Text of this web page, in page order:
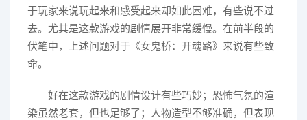
于玩家来说玩起来和感受起来却如此困难，有些说不过
去。尤其是这款游戏的剧情展开非常缓慢。在前半段的
伏笔中，上述问题对于《女鬼桥：开魂路》来说有些致
命。
好在这款游戏的剧情设计有些巧妙；恐怖气氛的渲
染虽然老套，但也足够了；人物造型不够准确，但表现